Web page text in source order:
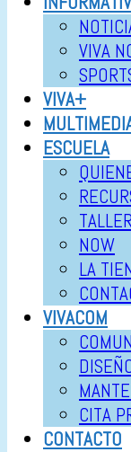
VIVA
VIVA+
ESCUELA
NOW
LA
VIVACOM
CITA
CONTACTO